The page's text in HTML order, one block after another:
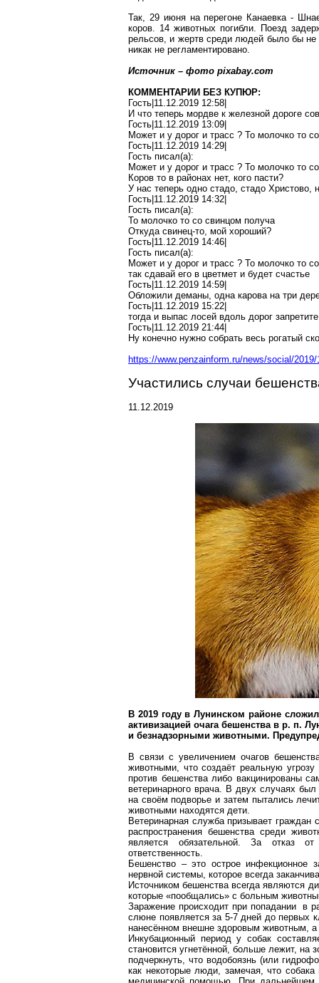
Так, 29 июня на перегоне Канаевка -
коров. 14 животных погибли. Поезд
рельсов, и жертв среди людей было бы не
никак не регламентировано.
Источник – фото pixabay.com
КОММЕНТАРИИ БЕЗ КУПЮР:
Гость|11.12.2019 12:58|
И что теперь мордве к железной дороге
Гость|11.12.2019 13:09|
Может и у дорог и трасс ? То молочко то
Гость|11.12.2019 14:29|
Гость писал(a):
Может и у дорог и трасс ? То молочко то
Коров то в районах нет, кого пасти?
У нас теперь одно стадо, стадо Христово,
Гость|11.12.2019 14:32|
Гость писал(a):
То молочко то со свинцом получа
Откуда свинец-то, мой хороший?
Гость|11.12.2019 14:46|
Гость писал(a):
Может и у дорог и трасс ? То молочко то
так сдавай его в цветмет и будет счастье
Гость|11.12.2019 14:59|
Обложили деманы, одна карована три
Гость|11.12.2019 15:22|
тогда и выпас лосей вдоль дорог запретите
Гость|11.12.2019 21:44|
Ну конечно нужно собрать весь рогатый
https://www.penzainform.ru/news/social/
Участились случаи
11.12.2019
В 2019 году вЛунинском районе
активизацией очага бешенства в р. п.
и безнадзорными животными.
В связи с увеличением очагов
животными, что создаёт реальную
против бешенства либо вакцинированы
ветеринарного врача. В двух случаях
на своём подворье и затем пытались
животными находятся дети.
Ветеринарная служба призывает граждан
распространения бешенства среди
является обязательной. За отказ от
ответственность.
Бешенство – это острое инфекционное
нервной системы, которое всегда
Источником бешенства всегда являются
которые «пообщались» с больным
Заражение происходит при попадании в
слюне появляется за 5-7 дней до первых
нанесённом внешне здоровым животным, а
Инкубационный период у собак
становится угнетённой, больше лежит, на
подчеркнуть, что водобоязнь (или
как некоторые люди, замечая, что